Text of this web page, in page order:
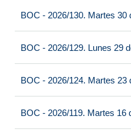
BOC - 2026/130. Martes 30
BOC - 2026/129. Lunes 29
BOC - 2026/124. Martes 23
BOC - 2026/119. Martes 16